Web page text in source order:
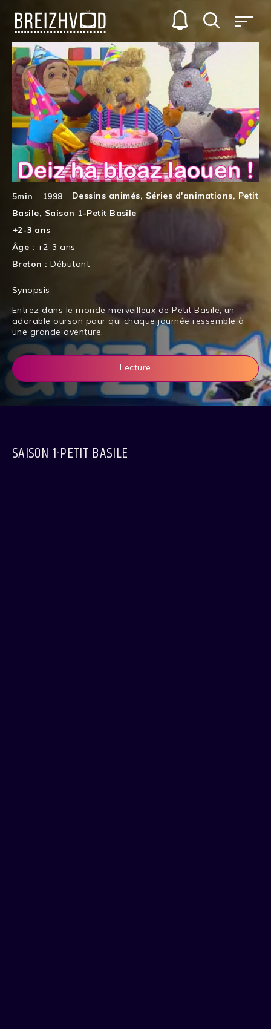
5min 1998 Dessins animés, Séries d'animations, Petit
Basile, Saison 1-Petit Basile
+2-3 ans
Âge : +2-3 ans
Breton :Débutant
Synopsis
Entrez dans le monde merveilleux de Petit Basile, un
adorable ourson pour qui chaque jour­née ressemble à
une grande aventure.
Lecture
SAISON 1-PETIT BASILE